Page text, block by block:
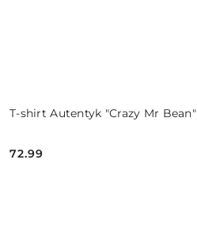
T-shirt Autentyk "Crazy Mr Bean"
Cena:
72.99